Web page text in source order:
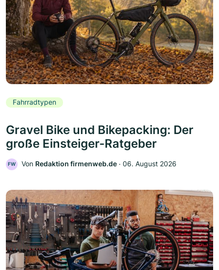
Fahrradtypen
Gravel Bike und Bikepacking: Der
große Einsteiger-Ratgeber
FW Von Redaktion firmenweb.de ‧ 06. August 2026